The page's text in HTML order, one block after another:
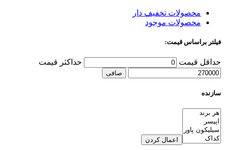
محصولات تخفیف دار
محصولات موجود
فیلتر براساس قیمت:
حداقل قیمت حداكثر قيمت
صافی
سازنده
اعمال کردن